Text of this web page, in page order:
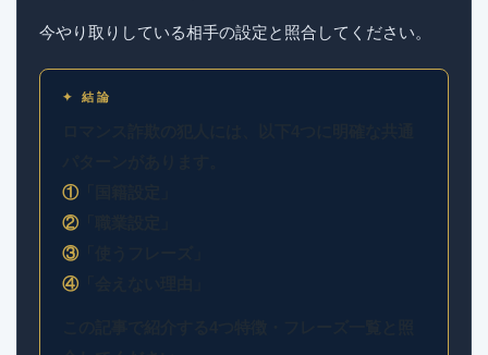
今やり取りしている相手の設定と照合してください。
✦ 結論
①「国籍設定」
②「職業設定」
③「使うフレーズ」
④「会えない理由」